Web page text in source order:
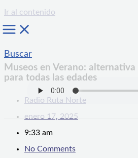
Ir al contenido
Buscar
Museos en Verano:
para todas las edades
Radio Ruta Norte
enero 17, 2025
9:33 am
No Comments